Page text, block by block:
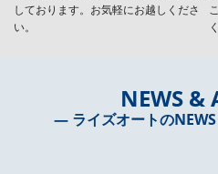
しております。お気軽にお越しくださ
い。
NEWS &
― ライズオートの